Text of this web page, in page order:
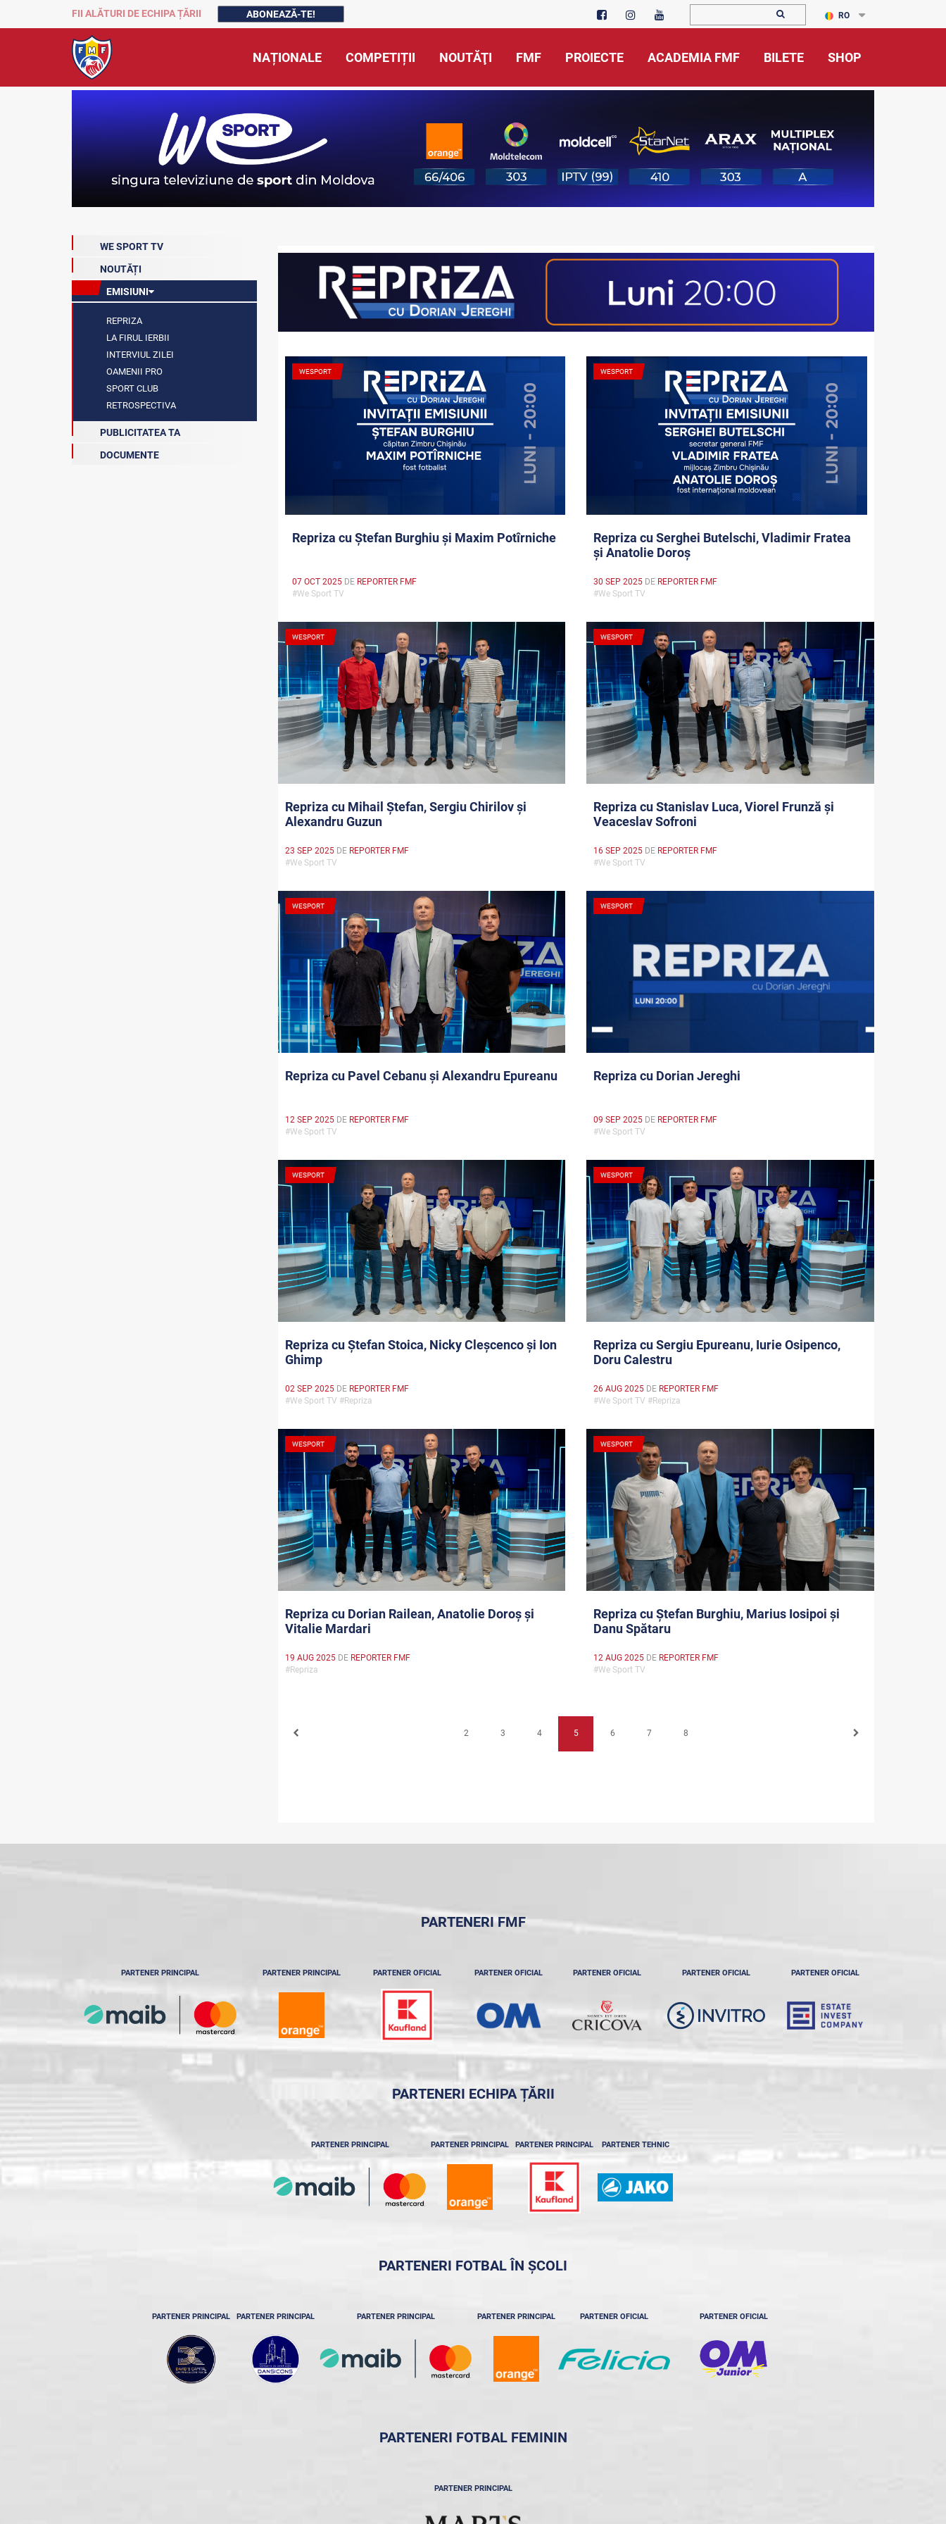
FII ALĂTURI DE ECHIPA ȚĂRII ABONEAZĂ-TE! RO
NAȚIONALE COMPETIȚII NOUTĂŢI FMF PROIECTE ACADEMIA FMF BILETE SHOP
WE SPORT TV
NOUTĂȚI
EMISIUNI
REPRIZA
LA FIRUL IERBII
INTERVIUL ZILEI
OAMENII PRO
SPORT CLUB
RETROSPECTIVA
PUBLICITATEA TA
DOCUMENTE
WESPORT
Repriza cu Ștefan Burghiu și Maxim Potîrniche
07 OCT 2025DE REPORTER FMF
#We Sport TV
WESPORT
Repriza cu Serghei Butelschi, Vladimir Fratea
și Anatolie Doroș
30 SEP 2025 DE REPORTER FMF
#We Sport TV
WESPORT
Repriza cu Mihail Ștefan, Sergiu Chirilov și
Alexandru Guzun
23 SEP 2025DE REPORTER FMF
#We Sport TV
WESPORT
Repriza cu Stanislav Luca, Viorel Frunză și
Veaceslav Sofroni
16 SEP 2025 DE REPORTER FMF
#We Sport TV
WESPORT
Repriza cu Pavel Cebanu și Alexandru Epureanu
12 SEP 2025DE REPORTER FMF
#We Sport TV
WESPORT
Repriza cu Dorian Jereghi
09 SEP 2025 DE REPORTER FMF
#We Sport TV
WESPORT
Repriza cu Ștefan Stoica, Nicky Cleșcenco și Ion
Ghimp
02 SEP 2025DE REPORTER FMF
#We Sport TV #Repriza
WESPORT
Repriza cu Sergiu Epureanu, Iurie Osipenco,
Doru Calestru
26 AUG 2025 DE REPORTER FMF
#We Sport TV #Repriza
WESPORT
Repriza cu Dorian Railean, Anatolie Doroș și
Vitalie Mardari
19 AUG 2025DE REPORTER FMF
#Repriza
WESPORT
Repriza cu Ștefan Burghiu, Marius Iosipoi și
Danu Spătaru
12 AUG 2025 DE REPORTER FMF
#We Sport TV
2 3 4 5 6 7 8
PARTENERI FMF
PARTENER PRINCIPAL PARTENER PRINCIPAL PARTENER OFICIAL PARTENER OFICIAL PARTENER OFICIAL PARTENER OFICIAL PARTENER OFICIAL
PARTENERI ECHIPA ȚĂRII
PARTENER PRINCIPAL PARTENER PRINCIPAL PARTENER PRINCIPAL PARTENER TEHNIC
PARTENERI FOTBAL ÎN ȘCOLI
PARTENER PRINCIPAL PARTENER PRINCIPAL PARTENER PRINCIPAL PARTENER PRINCIPAL PARTENER OFICIAL PARTENER OFICIAL
PARTENERI FOTBAL FEMININ
PARTENER PRINCIPAL